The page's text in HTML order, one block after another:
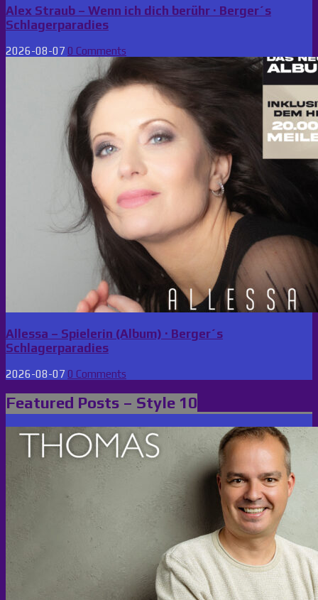
Alex Straub – Wenn ich dich berühr · Berger´s
Schlagerparadies
2026-08-07 0 Comments
Allessa – Spielerin (Album) · Berger´s
Schlagerparadies
2026-08-07 0 Comments
Featured Posts – Style 10